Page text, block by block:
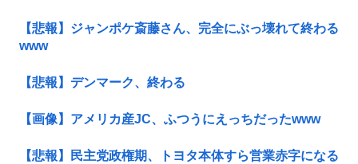
【悲報】ジャンポケ斎藤さん、完全にぶっ壊れて終わる
www
【悲報】デンマーク、終わる
【画像】アメリカ産JC、ふつうにえっちだったwww
【悲報】民主党政権期、トヨタ本体すら営業赤字になる